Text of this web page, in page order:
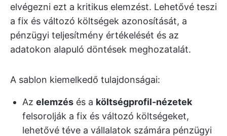
elvégezni ezt a kritikus elemzést. Lehetővé teszi
a fix és változó költségek azonosítását, a
pénzügyi teljesítmény értékelését és az
adatokon alapuló döntések meghozatalát.
A sablon kiemelkedő tulajdonságai:
Az elemzés és a költségprofil-nézetek
felsorolják a fix és változó költségeket,
lehetővé téve a vállalatok számára pénzügyi